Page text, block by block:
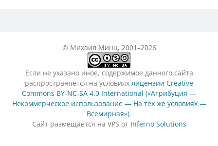
© Михаил Минц, 2001–2026
Если не указано иное, содержимое данного сайта
распространяется на условиях лицензии Creative
Commons BY-NC-SA 4.0 International («Атрибуция —
Некоммерческое использование — На тех же условиях —
Всемирная»).
Сайт размещается на VPS от Inferno Solutions